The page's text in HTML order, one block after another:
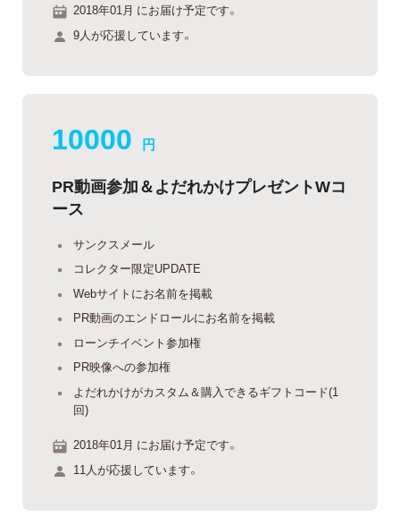
2018年01月 にお届け予定です。
9人が応援しています。
10000 円
PR動画参加＆よだれかけプレゼントWコ
ース
サンクスメール
コレクター限定UPDATE
Webサイトにお名前を掲載
PR動画のエンドロールにお名前を掲載
ローンチイベント参加権
PR映像への参加権
よだれかけがカスタム＆購入できるギフトコード(1
回)
2018年01月 にお届け予定です。
11人が応援しています。